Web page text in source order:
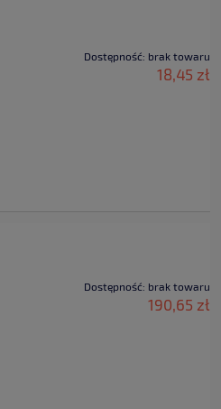
Dostępność: brak towaru
18,45 zł
Dostępność: brak towaru
190,65 zł